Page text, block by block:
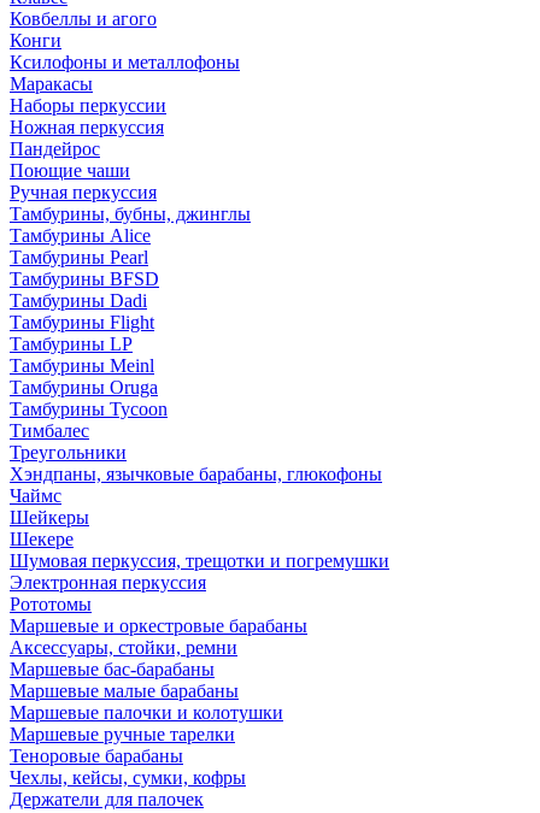
Ковбеллы и агого
Конги
Ксилофоны и металлофоны
Маракасы
Наборы перкуссии
Ножная перкуссия
Пандейрос
Поющие чаши
Ручная перкуссия
Тамбурины, бубны, джинглы
Тамбурины Alice
Тамбурины Pearl
Тамбурины BFSD
Тамбурины Dadi
Тамбурины Flight
Тамбурины LP
Тамбурины Meinl
Тамбурины Oruga
Тамбурины Tycoon
Тимбалес
Треугольники
Хэндпаны, язычковые барабаны, глюкофоны
Чаймс
Шейкеры
Шекере
Шумовая перкуссия, трещотки и погремушки
Электронная перкуссия
Рототомы
Маршевые и оркестровые барабаны
Аксессуары, стойки, ремни
Маршевые бас-барабаны
Маршевые малые барабаны
Маршевые палочки и колотушки
Маршевые ручные тарелки
Теноровые барабаны
Чехлы, кейсы, сумки, кофры
Держатели для палочек